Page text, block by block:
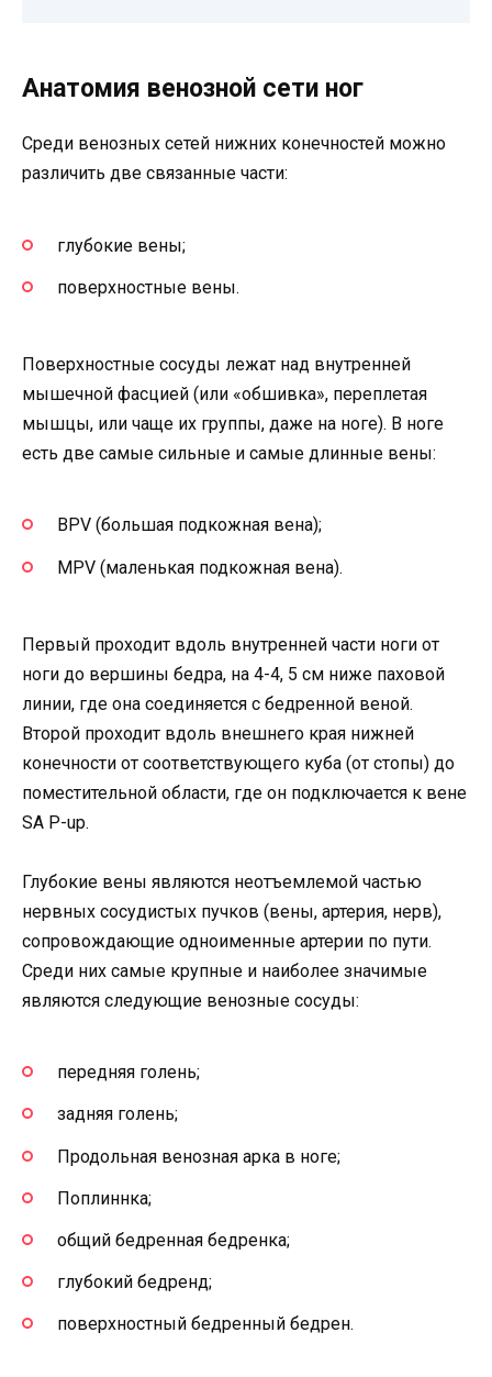
Анатомия венозной сети ног
Среди венозных сетей нижних конечностей можно
различить две связанные части:
глубокие вены;
поверхностные вены.
Поверхностные сосуды лежат над внутренней
мышечной фасцией (или «обшивка», переплетая
мышцы, или чаще их группы, даже на ноге). В ноге
есть две самые сильные и самые длинные вены:
BPV (большая подкожная вена);
MPV (маленькая подкожная вена).
Первый проходит вдоль внутренней части ноги от
ноги до вершины бедра, на 4-4, 5 см ниже паховой
линии, где она соединяется с бедренной веной.
Второй проходит вдоль внешнего края нижней
конечности от соответствующего куба (от стопы) до
поместительной области, где он подключается к вене
SA P-up.
Глубокие вены являются неотъемлемой частью
нервных сосудистых пучков (вены, артерия, нерв),
сопровождающие одноименные артерии по пути.
Среди них самые крупные и наиболее значимые
являются следующие венозные сосуды:
передняя голень;
задняя голень;
Продольная венозная арка в ноге;
Поплиннка;
общий бедренная бедренка;
глубокий бедренд;
поверхностный бедренный бедрен.